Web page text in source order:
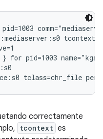
pid=1003
correctamente
tcontext es